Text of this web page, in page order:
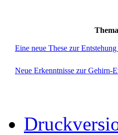
Eine neue These zur
Neue Erkenntnisse zur Gehirn-